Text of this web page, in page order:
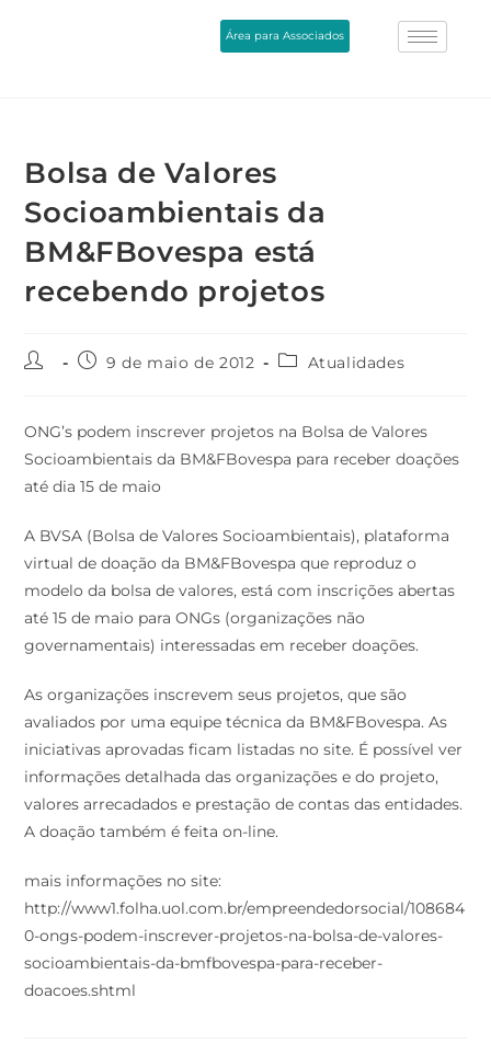
Área para Associados
Bolsa de Valores
Socioambientais da
BM&FBovespa está
recebendo projetos
9 de maio de 2012 Atualidades
ONG’s podem inscrever projetos na Bolsa de Valores
Socioambientais da BM&FBovespa para receber doações
até dia 15 de maio
A BVSA (Bolsa de Valores Socioambientais), plataforma
virtual de doação da BM&FBovespa que reproduz o
modelo da bolsa de valores, está com inscrições abertas
até 15 de maio para ONGs (organizações não
governamentais) interessadas em receber doações.
As organizações inscrevem seus projetos, que são
avaliados por uma equipe técnica da BM&FBovespa. As
iniciativas aprovadas ficam listadas no site. É possível ver
informações detalhada das organizações e do projeto,
valores arrecadados e prestação de contas das entidades.
A doação também é feita on-line.
mais informações no site:
http://www1.folha.uol.com.br/empreendedorsocial/108684
0-ongs-podem-inscrever-projetos-na-bolsa-de-valores-
socioambientais-da-bmfbovespa-para-receber-
doacoes.shtml